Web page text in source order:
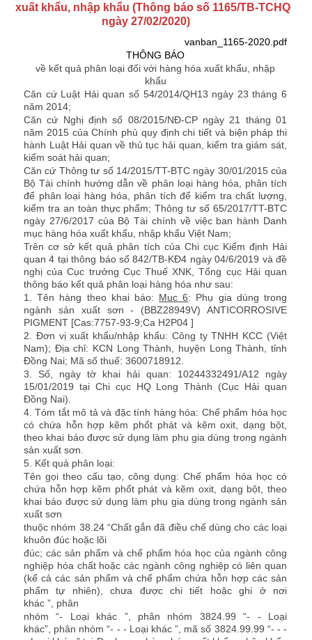
xuất khẩu, nhập khẩu (Thông báo số 1165/TB-TCHQ
ngày 27/02/2020)
vanban_1165-2020.pdf
THÔNG BÁO
về kết quả phân loại đối với hàng hóa xuất khẩu, nhập
khẩu
Căn cứ Luật Hải quan số 54/2014/QH13 ngày 23 tháng 6
năm 2014;
Căn cứ Nghị định số 08/2015/NĐ-CP ngày 21 tháng 01
năm 2015 của Chính phủ quy định chi tiết và biện pháp thi
hành Luật Hải quan về thủ tục hải quan, kiểm tra giám sát,
kiểm soát hải quan;
Căn cứ Thông tư số 14/2015/TT-BTC ngày 30/01/2015 của
Bộ Tài chính hướng dẫn về phân loại hàng hóa, phân tích
để phân loại hàng hóa, phân tích để kiểm tra chất lượng,
kiểm tra an toàn thực phẩm; Thông tư số 65/2017/TT-BTC
ngày 27/6/2017 của Bộ Tài chính về việc ban hành Danh
mục hàng hóa xuất khẩu, nhập khẩu Việt Nam;
Trên cơ sở kết quả phân tích của Chi cục Kiểm định Hải
quan 4 tại thông báo số 842/TB-KĐ4 ngày 04/6/2019 và đề
nghị của Cục trưởng Cục Thuế XNK, Tổng cục Hải quan
thông báo kết quả phân loại hàng hóa như sau:
1. Tên hàng theo khai báo: Muc 6: Phụ gia dùng trong
ngành sản xuất sơn - (BBZ28949V) ANTICORROSIVE
PIGMENT [Cas:7757-93-9;Ca H2P04 ]
2. Đơn vị xuất khẩu/nhập khẩu: Công ty TNHH KCC (Việt
Nam); Địa chỉ: KCN Long Thành, huyện Long Thành, tỉnh
Đồng Nai; Mã số thuế: 3600718912.
3. Số, ngày tờ khai hải quan: 10244332491/A12 ngày
15/01/2019 tại Chi cục HQ Long Thành (Cục Hải quan
Đồng Nai).
4. Tóm tắt mô tả và đặc tính hàng hóa: Chế phẩm hóa học
có chứa hỗn hợp kẽm phốt phát và kẽm oxit, dạng bột,
theo khai báo được sử dụng làm phụ gia dùng trong ngành
sản xuất sơn.
5. Kết quả phân loại:
Tên gọi theo cấu tạo, công dụng: Chế phẩm hóa học có
chứa hỗn hợp kẽm phốt phát và kẽm oxit, dạng bột, theo
khai báo được sử dụng làm phụ gia dùng trong ngành sản
xuất sơn
thuộc nhóm 38.24 “Chất gắn đã điều chế dùng cho các loại
khuôn đúc hoặc lõi
đúc; các sản phẩm và chế phẩm hóa học của ngành công
nghiệp hóa chất hoặc các ngành công nghiệp có liên quan
(kể cả các sản phẩm và chế phẩm chứa hỗn hợp các sản
phẩm tự nhiên), chưa được chi tiết hoặc ghi ở nơi
khác ”, phân
nhóm “- Loại khác ”, phân nhóm 3824.99 “- - Loại
khác”, phân nhóm “- - - Loại khác ”, mã số 3824.99.99 “- - -